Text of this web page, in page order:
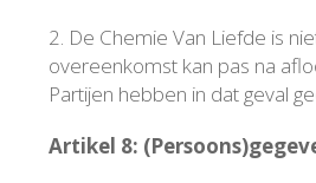
2. De Chemie Van Liefde is
overeenkomst kan pas na
Partijen hebben in dat geval
Artikel 8: